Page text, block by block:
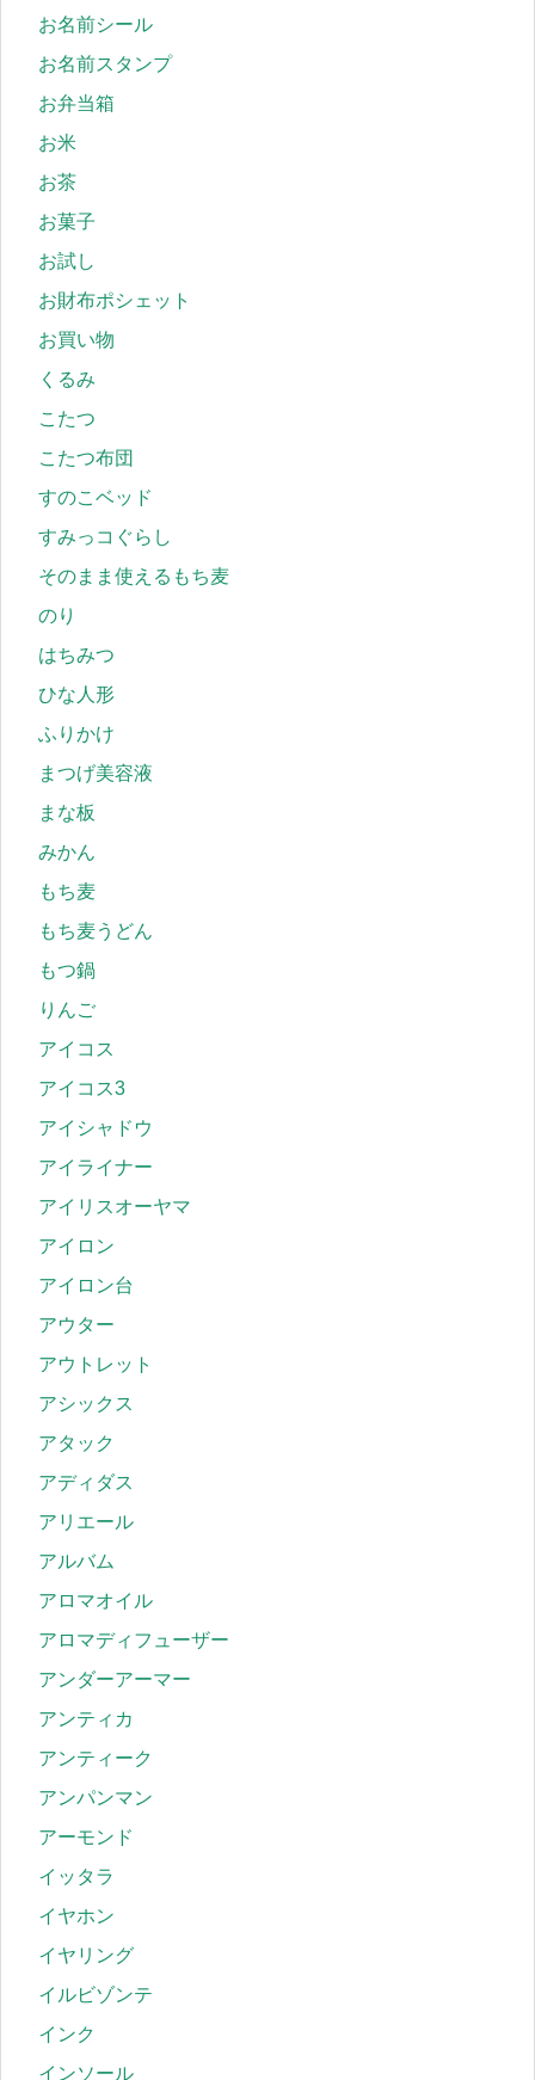
お名前シール
お名前スタンプ
お弁当箱
お米
お茶
お菓子
お試し
お財布ポシェット
お買い物
くるみ
こたつ
こたつ布団
すのこベッド
すみっコぐらし
そのまま使えるもち麦
のり
はちみつ
ひな人形
ふりかけ
まつげ美容液
まな板
みかん
もち麦
もち麦うどん
もつ鍋
りんご
アイコス
アイコス3
アイシャドウ
アイライナー
アイリスオーヤマ
アイロン
アイロン台
アウター
アウトレット
アシックス
アタック
アディダス
アリエール
アルバム
アロマオイル
アロマディフューザー
アンダーアーマー
アンティカ
アンティーク
アンパンマン
アーモンド
イッタラ
イヤホン
イヤリング
イルビゾンテ
インク
インソール